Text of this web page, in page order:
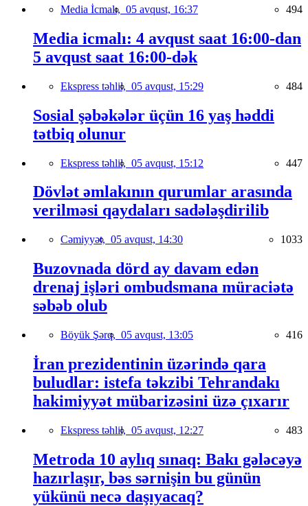
Media İcmalı, 05 avqust, 16:37 494
Media icmalı: 4 avqust saat 16:00-dan
5 avqust saat 16:00-dək
Ekspress təhlil, 05 avqust, 15:29 484
Sosial şəbəkələr üçün 16 yaş həddi
tətbiq olunur
Ekspress təhlil, 05 avqust, 15:12 447
Dövlət əmlakının qurumlar arasında
verilməsi qaydaları sadələşdirilib
Cəmiyyət, 05 avqust, 14:30 1033
Buzovnada dörd ay davam edən
drenaj işləri ombudsmana müraciətə
səbəb olub
Böyük Şərq, 05 avqust, 13:05 416
İran prezidentinin üzərində qara
buludlar: istefa təkzibi Tehrandakı
hakimiyyət mübarizəsini üzə çıxarır
Ekspress təhlil, 05 avqust, 12:27 483
Metroda 10 aylıq sınaq: Bakı gələcəyə
hazırlaşır, bəs sərnişin bu günün
yükünü necə daşıyacaq?